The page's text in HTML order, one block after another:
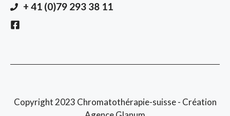
+ 41 (0)79 293 38 11
Copyright 2023 Chromatothérapie-suisse - Création